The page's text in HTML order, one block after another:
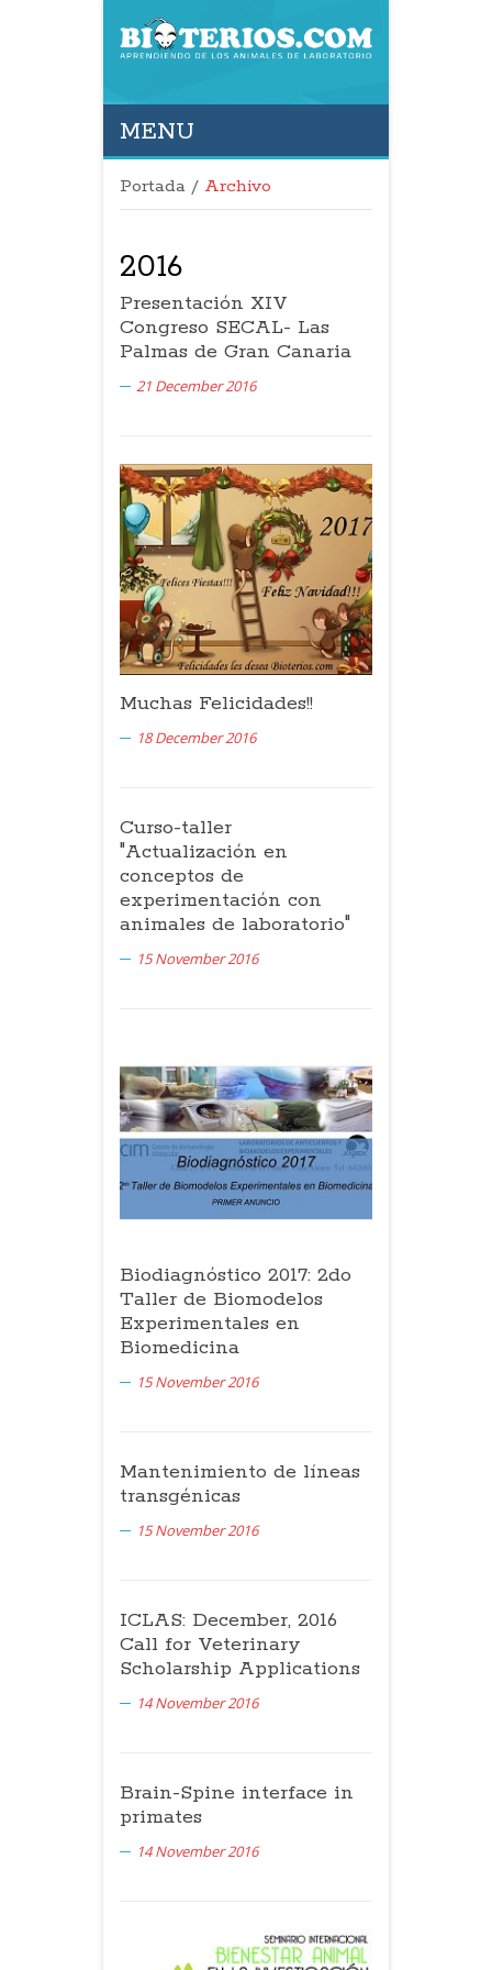
MENU
Portada / Archivo
2016
Presentación XIV
Congreso SECAL- Las
Palmas de Gran Canaria
21 December 2016
Muchas Felicidades!!
18 December 2016
Curso-taller
"Actualización en
conceptos de
experimentación con
animales de laboratorio"
15 November 2016
Biodiagnóstico 2017: 2do
Taller de Biomodelos
Experimentales en
Biomedicina
15 November 2016
Mantenimiento de líneas
transgénicas
15 November 2016
ICLAS: December, 2016
Call for Veterinary
Scholarship Applications
14 November 2016
Brain-Spine interface in
primates
14 November 2016